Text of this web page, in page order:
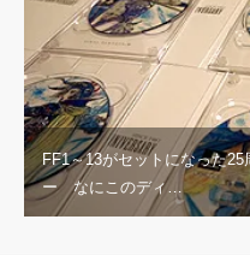
FF1～13がセットになった
ー なにこのディ…